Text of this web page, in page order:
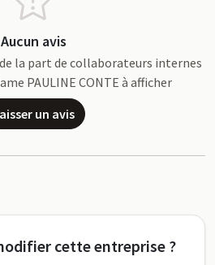
Aucun avis
la part de collaborateurs internes
PAULINE CONTE à afficher
un avis
cette entreprise ?